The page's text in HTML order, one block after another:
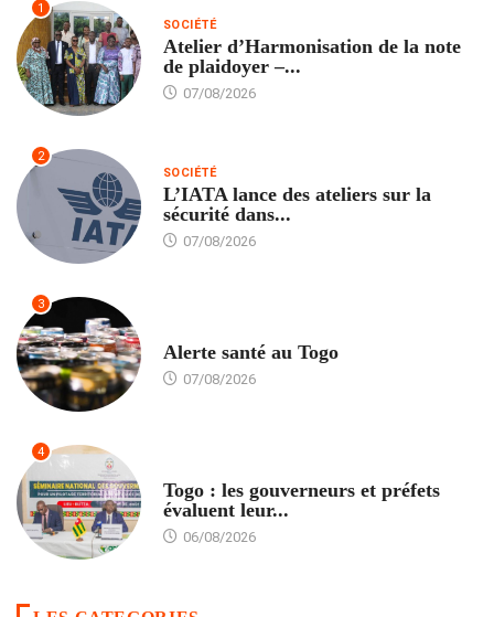
1
SOCIÉTÉ
Atelier d’Harmonisation de la note
de plaidoyer –...
07/08/2026
2
SOCIÉTÉ
L’IATA lance des ateliers sur la
sécurité dans...
07/08/2026
3
Alerte santé au Togo
07/08/2026
4
Togo : les gouverneurs et préfets
évaluent leur...
06/08/2026